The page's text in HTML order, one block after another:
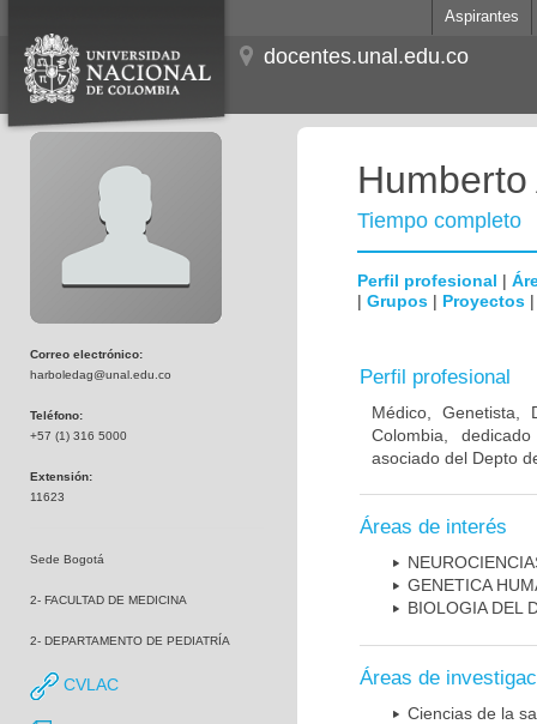
Aspirantes
docentes.unal.edu.co
Correo electrónico:
harboledag@unal.edu.co
Teléfono:
+57 (1) 316 5000
Extensión:
11623
Sede Bogotá
2- FACULTAD DE MEDICINA
2- DEPARTAMENTO DE PEDIATRÍA
CVLAC
Tiempo completo
Perfil profesional |
| Grupos | Proyectos
Perfil profesional
Médico, Genetista,
Colombia,
asociado del Depto
Áreas de interés
GENETICA
BIOLOGIA DEL
Áreas de
Ciencias de la